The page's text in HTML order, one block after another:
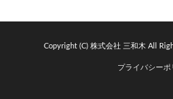
Copyright (C) 株式会社 三和木 All
プライバシーポ